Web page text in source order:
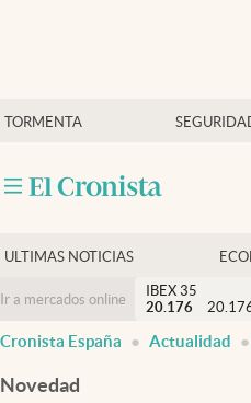
TORMENTA
Economía y finanzas
Criptomonedas
ULTIMAS NOTICIAS
Ir a mercados online
IBEX 35
20.176
Cronista España Actualidad
Novedad